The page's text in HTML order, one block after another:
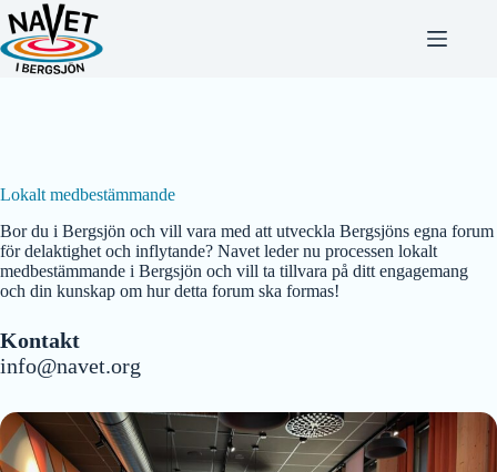
Hoppa
till
innehåll
Lokalt medbestämmande
Bor du i Bergsjön och vill vara med att utveckla Bergsjöns egna forum
för delaktighet och inflytande? Navet leder nu processen lokalt
medbestämmande i Bergsjön och vill ta tillvara på ditt engagemang
och din kunskap om hur detta forum ska formas!
Kontakt
info@navet.org